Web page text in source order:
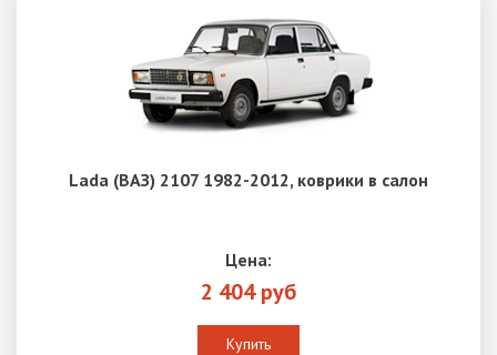
Lada (ВАЗ) 2107 1982-2012, коврики в салон
Цена:
2 404 руб
Купить